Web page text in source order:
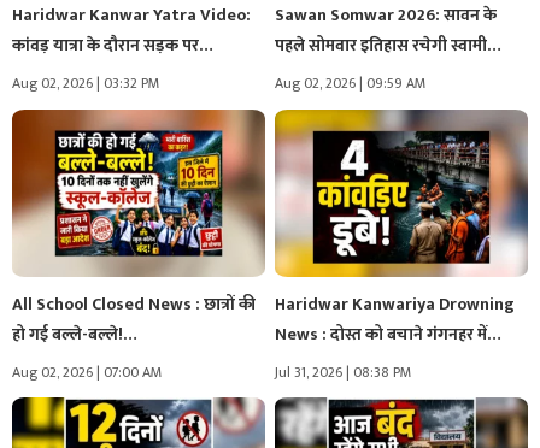
Haridwar Kanwar Yatra Video:
कांवड़ यात्रा के दौरान सड़क पर…
Aug 02, 2026 | 03:32 PM
Sawan Somwar 2026: सावन के
पहले सोमवार इतिहास रचेगी स्वामी…
Aug 02, 2026 | 09:59 AM
All School Closed News : छात्रों की
हो गई बल्ले-बल्ले!…
Aug 02, 2026 | 07:00 AM
Haridwar Kanwariya Drowning
News : दोस्त को बचाने गंगनहर में…
Jul 31, 2026 | 08:38 PM